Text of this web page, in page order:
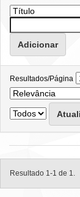
Resultados/Página
Resultado 1-1 de 1.